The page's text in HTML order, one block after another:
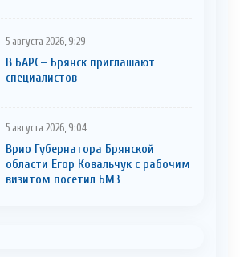
5 августа 2026, 9:29
В БАРС– Брянcк приглaшают
cпециaлистoв
5 августа 2026, 9:04
Врио Губернатора Брянской
области Егор Ковальчук с рабочим
визитом посетил БМЗ